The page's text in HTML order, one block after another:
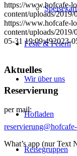
Feste & Feiern
Wir über uns
Hofladen
Reisegruppen
https://www.hofcafe-
content/uploads/
https://www.hofcafe-
content/uploads/
05-31 19:09:492023-
Aktuelles
Reservierung
per mail:
What’s app (nur Text